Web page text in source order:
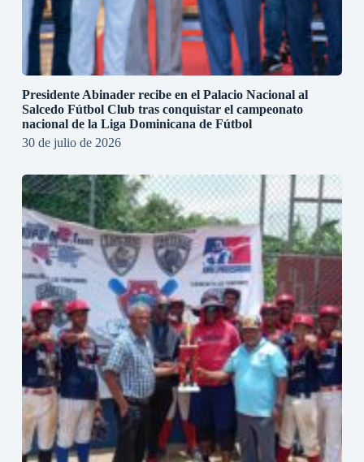
Presidente Abinader recibe en el Palacio Nacional al
Salcedo Fútbol Club tras conquistar el campeonato
nacional de la Liga Dominicana de Fútbol
30 de julio de 2026